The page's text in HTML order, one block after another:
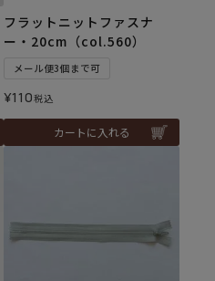
フラットニットファスナ
ー・20cm（col.560）
メール便3個まで可
¥110税込
カートに入れる